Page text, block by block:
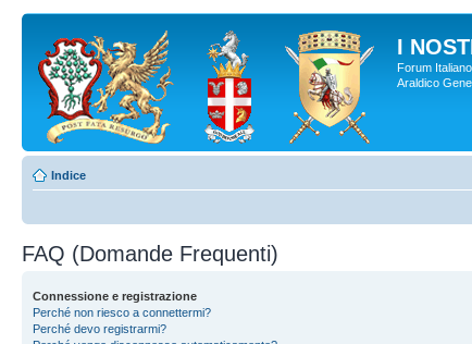
I
Forum
Araldico
Indice
FAQ (Domande Frequenti)
Connessione e registrazione
Perché non riesco a connettermi?
Perché devo registrarmi?